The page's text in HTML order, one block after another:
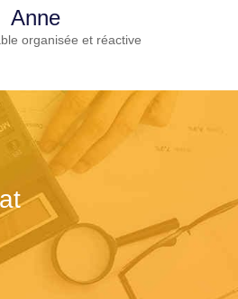
Anne
organisée et réactive